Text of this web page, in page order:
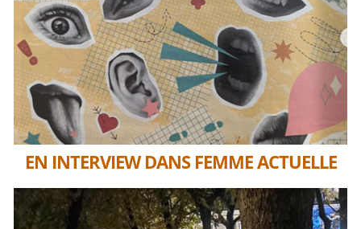
EN INTERVIEW DANS FEMME ACTUELLE